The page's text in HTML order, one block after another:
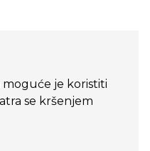
moguće je koristiti
se kršenjem